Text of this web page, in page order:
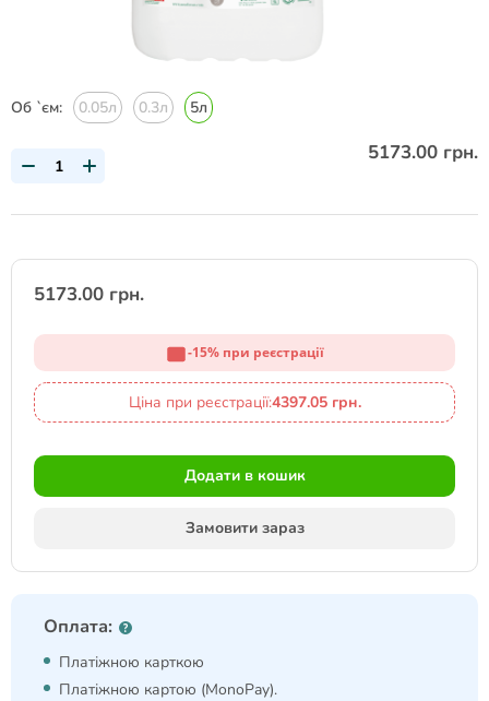
Об `єм: 0.05л 0.3л 5л
5173.00 грн.
5173.00 грн.
-15% при реєстрації
Ціна при реєстрації:4397.05 грн.
Додати в кошик
Замовити зараз
Оплата:
Платіжною карткою
Платіжною картою (MonoPay).